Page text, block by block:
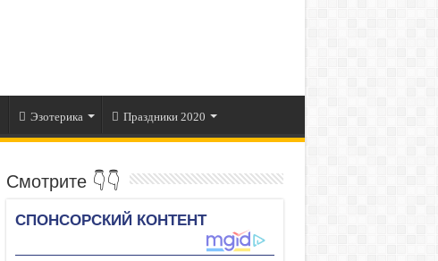
Эзотерика Праздники 2020
Смотрите 👇👇